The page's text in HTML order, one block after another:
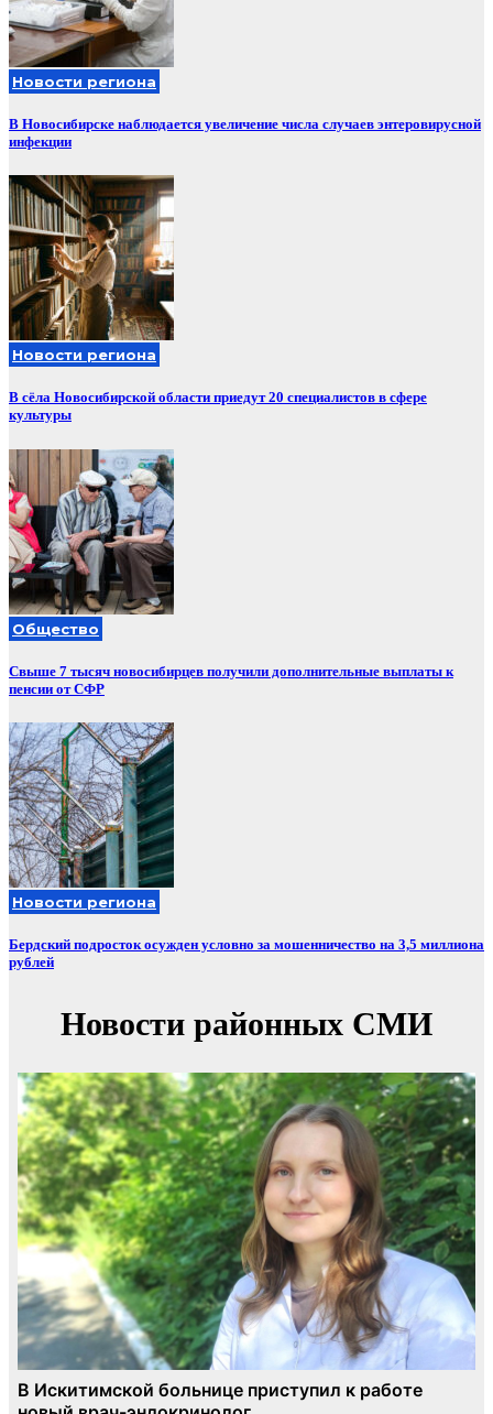
Новости региона
В Новосибирске наблюдается увеличение числа случаев энтеровирусной
инфекции
Новости региона
В сёла Новосибирской области приедут 20 специалистов в сфере
культуры
Общество
Свыше 7 тысяч новосибирцев получили дополнительные выплаты к
пенсии от СФР
Новости региона
Бердский подросток осужден условно за мошенничество на 3,5 миллиона
рублей